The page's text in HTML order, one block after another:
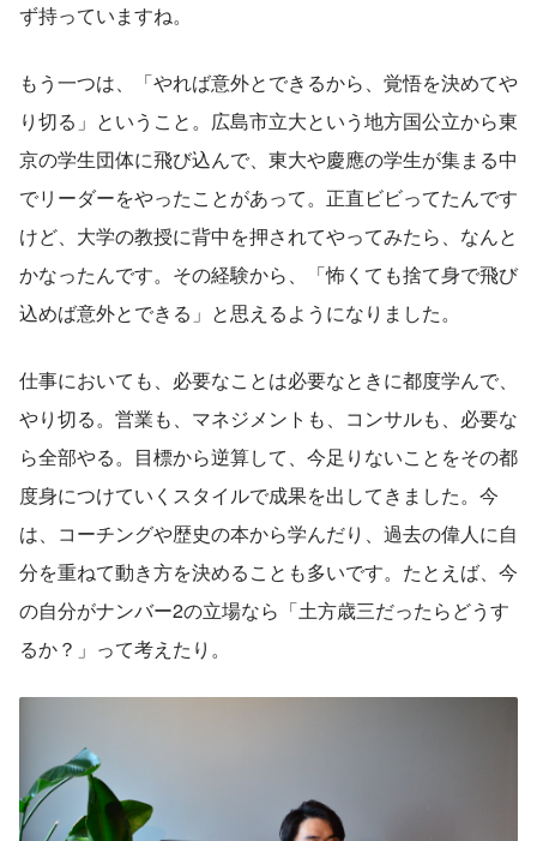
ず持っていますね。
もう一つは、「やれば意外とできるから、覚悟を決めてや
り切る」ということ。広島市立大という地方国公立から東
京の学生団体に飛び込んで、東大や慶應の学生が集まる中
でリーダーをやったことがあって。正直ビビってたんです
けど、大学の教授に背中を押されてやってみたら、なんと
かなったんです。その経験から、「怖くても捨て身で飛び
込めば意外とできる」と思えるようになりました。
仕事においても、必要なことは必要なときに都度学んで、
やり切る。営業も、マネジメントも、コンサルも、必要な
ら全部やる。目標から逆算して、今足りないことをその都
度身につけていくスタイルで成果を出してきました。今
は、コーチングや歴史の本から学んだり、過去の偉人に自
分を重ねて動き方を決めることも多いです。たとえば、今
の自分がナンバー2の立場なら「土方歳三だったらどうす
るか？」って考えたり。